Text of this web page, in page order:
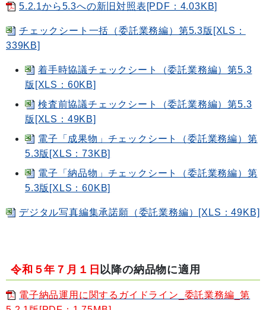
5.2.1から5.3への新旧対照表[PDF：4.03KB]
チェックシート一括（委託業務編）第5.3版[XLS：
339KB]
着手時協議チェックシート（委託業務編）第5.3
版[XLS：60KB]
検査前協議チェックシート（委託業務編）第5.3
版[XLS：49KB]
電子「成果物」チェックシート（委託業務編）第
5.3版[XLS：73KB]
電子「納品物」チェックシート（委託業務編）第
5.3版[XLS：60KB]
デジタル写真編集承諾願（委託業務編）[XLS：49KB]
令和５年７月１日 以降の納品物に適用
電子納品運用に関するガイドライン_委託業務編_第